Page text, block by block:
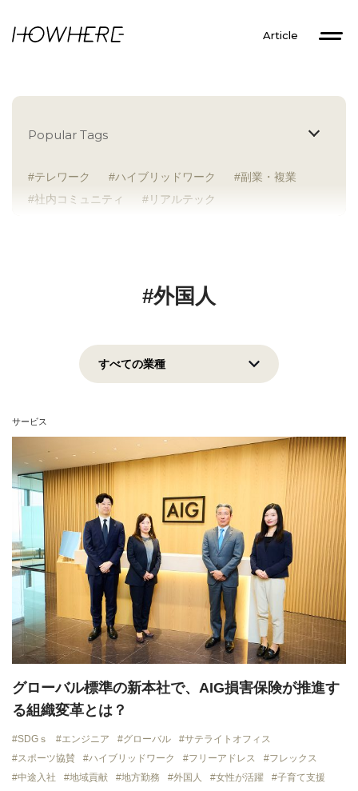
Article
Popular Tags
テレワーク ハイブリッドワーク
副業・複業
社内コミュニティ
リアルテック
ラボラトリー
チームプレー重視
フリーアドレス
個々が活躍
安定志向
View all
#外国人
サービス
グローバル標準の新本社で、AIG損害保険が推進す
る組織変革とは？
SDGｓ エンジニア グローバル
サテライトオフィス
スポーツ協賛
ハイブリッドワーク フリーアドレス
フレックス
中途入社
地域貢献 地方勤務 外国人 女性が活躍
子育て支援